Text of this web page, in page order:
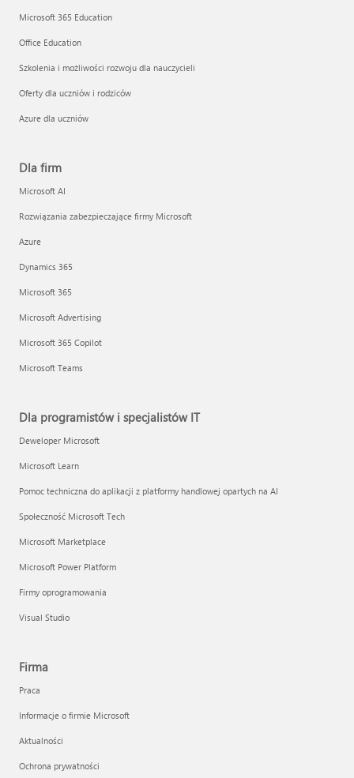
Microsoft 365 Education
Office Education
Szkolenia i możliwości rozwoju dla nauczycieli
Oferty dla uczniów i rodziców
Azure dla uczniów
Dla firm
Microsoft AI
Rozwiązania zabezpieczające firmy Microsoft
Azure
Dynamics 365
Microsoft 365
Microsoft Advertising
Microsoft 365 Copilot
Microsoft Teams
Dla programistów i specjalistów IT
Deweloper Microsoft
Microsoft Learn
Pomoc techniczna do aplikacji z platformy handlowej opartych na AI
Społeczność Microsoft Tech
Microsoft Marketplace
Microsoft Power Platform
Firmy oprogramowania
Visual Studio
Firma
Praca
Informacje o firmie Microsoft
Aktualności
Ochrona prywatności